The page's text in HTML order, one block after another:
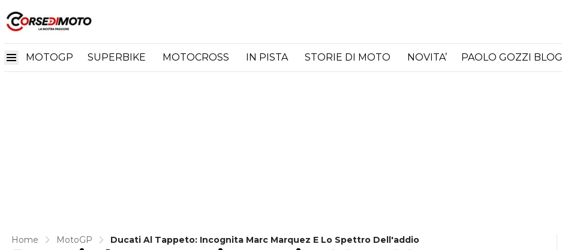
MOTOGP SUPERBIKE MOTOCROSS IN PISTA STORIE DI MOTO NOVITA’ PAOLO GOZZI BLOG
Home MotoGP Ducati Al Tappeto: Incognita Marc Marquez E Lo Spettro Dell'addio